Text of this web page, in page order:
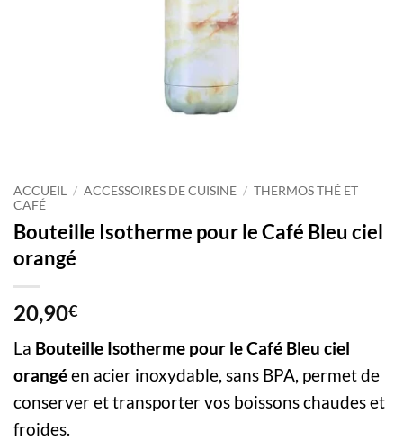
ACCUEIL / ACCESSOIRES DE CUISINE / THERMOS THÉ ET
CAFÉ
Bouteille Isotherme pour le Café Bleu ciel
orangé
20,90€
La Bouteille Isotherme pour le Café Bleu ciel
orangéen acier inoxydable, sans BPA, permet de
conserver et transporter vos boissons chaudes et
froides.